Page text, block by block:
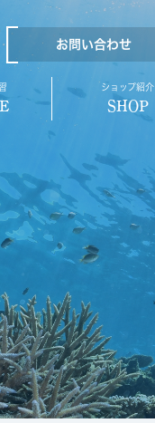
お問い合わせ
ショップ紹介
SHOP